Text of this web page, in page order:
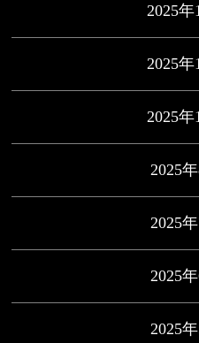
2025年
2025年
2025年
2025
2025
2025
2025